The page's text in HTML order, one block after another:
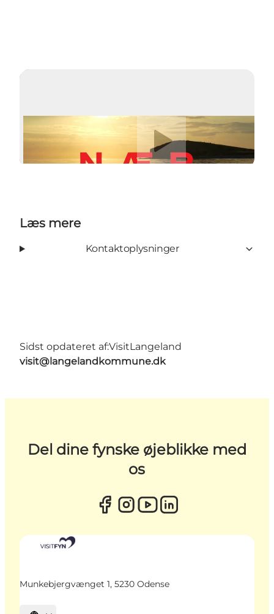
Læs mere
Kontaktoplysninger
Sidst opdateret af:VisitLangeland
visit@langelandkommune.dk
Del dine fynske øjeblikke med
os
Munkebjergvænget 1, 5230 Odense